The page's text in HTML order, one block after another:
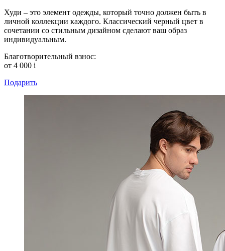
Худи – это элемент одежды, который точно должен быть в
личной коллекции каждого. Классический черный цвет в
сочетании со стильным дизайном сделают ваш образ
индивидуальным.
Благотворительный взнос:
от 4 000 i
Подарить